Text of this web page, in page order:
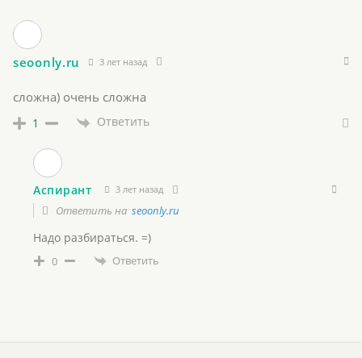
seoonly.ru 3 лет назад
сложна) очень сложна
1 Ответить
Аспирант 3 лет назад
Ответить на seoonly.ru
Надо разбираться. =)
0 Ответить